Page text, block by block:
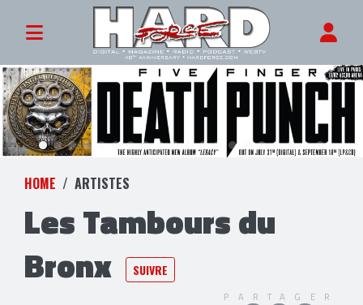
HOME ARTISTES
Les Tambours du
Bronx
SUIVRE
PARTAGER